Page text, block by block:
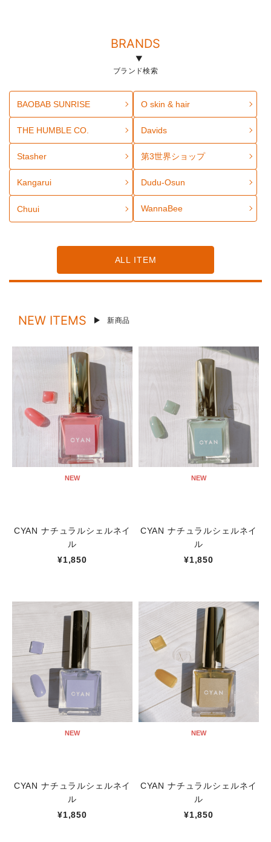
BRANDS
ブランド検索
BAOBAB SUNRISE O skin & hair
THE HUMBLE CO. Davids
Stasher 第3世界ショップ
Kangarui Dudu-Osun
Chuui WannaBee
ALL ITEM
NEW ITEMS 新商品
NEW
CYAN ナチュラルシェルネイ
ル
¥1,850
NEW
CYAN ナチュラルシェルネイ
ル
¥1,850
NEW
CYAN ナチュラルシェルネイ
ル
¥1,850
NEW
CYAN ナチュラルシェルネイ
ル
¥1,850